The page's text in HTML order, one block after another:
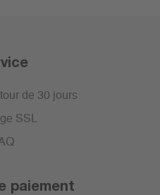
de 30 jours
SSL
paiement